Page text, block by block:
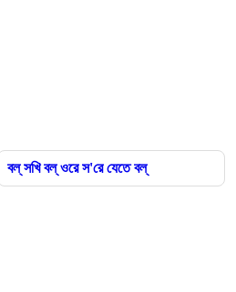
বল্ সখি বল্ ওরে স'রে যেতে বল্